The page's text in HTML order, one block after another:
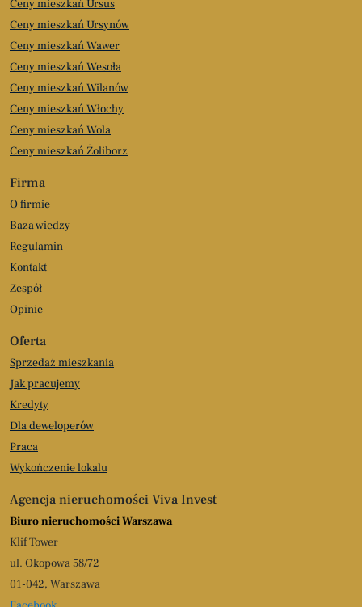
Ceny mieszkań Ursus
Ceny mieszkań Ursynów
Ceny mieszkań Wawer
Ceny mieszkań Wesoła
Ceny mieszkań Wilanów
Ceny mieszkań Włochy
Ceny mieszkań Wola
Ceny mieszkań Żoliborz
Firma
O firmie
Baza wiedzy
Regulamin
Kontakt
Zespół
Opinie
Oferta
Sprzedaż mieszkania
Jak pracujemy
Kredyty
Dla deweloperów
Praca
Wykończenie lokalu
Agencja nieruchomości Viva Invest
Biuro nieruchomości Warszawa
Klif Tower
ul. Okopowa 58/72
01-042, Warszawa